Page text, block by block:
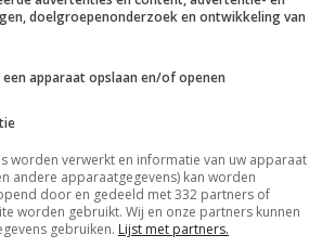
ook maken met hele
dus dat je altijd een klein voorraadje
je deze pannenkoeken snel in elkaar
spinazie nodig. Laat de bevroren
door ze in een koekenpan op middel
doelgroepenonderzoek en ontwikkeling van
apparaat opslaan en/of openen
worden verwerkt en informatie van uw apparaat
andere apparaatgegevens) kan worden
door en gedeeld met 332 partners of
worden gebruikt. Wij en onze partners kunnen
gebruiken. Lijst met partners.